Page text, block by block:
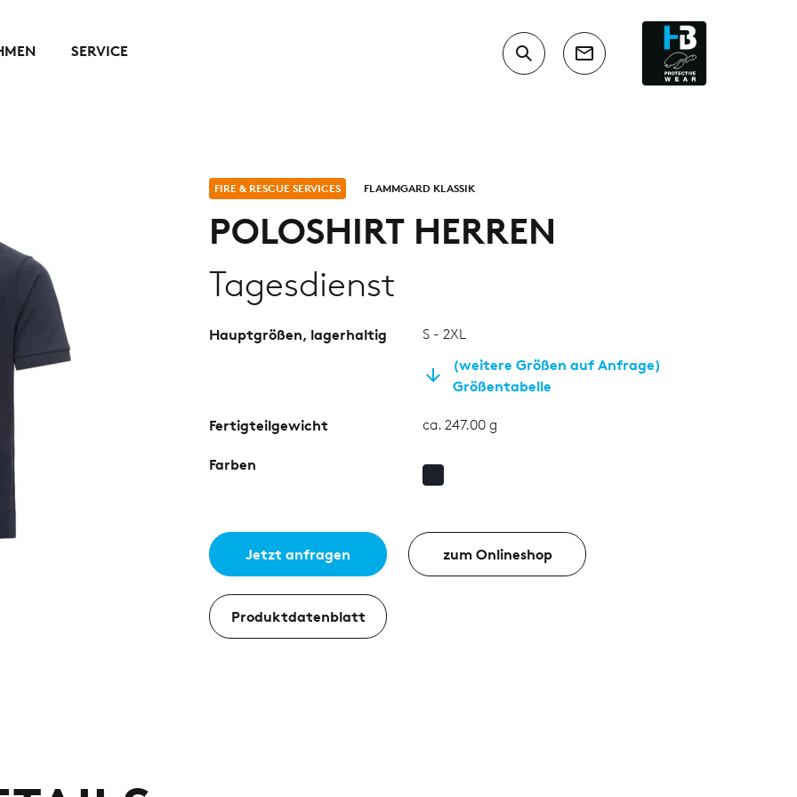
SERVICE
FIRE & RESCUE SERVICES FLAMMGARD KLASSIK
POLOSHIRT HERREN
Tagesdienst
Hauptgrößen, lagerhaltig S - 2XL
(weitere Größen auf Anfrage)
Größentabelle
Fertigteilgewicht ca. 247.00 g
Farben
Jetzt anfragen zum Onlineshop
Produktdatenblatt